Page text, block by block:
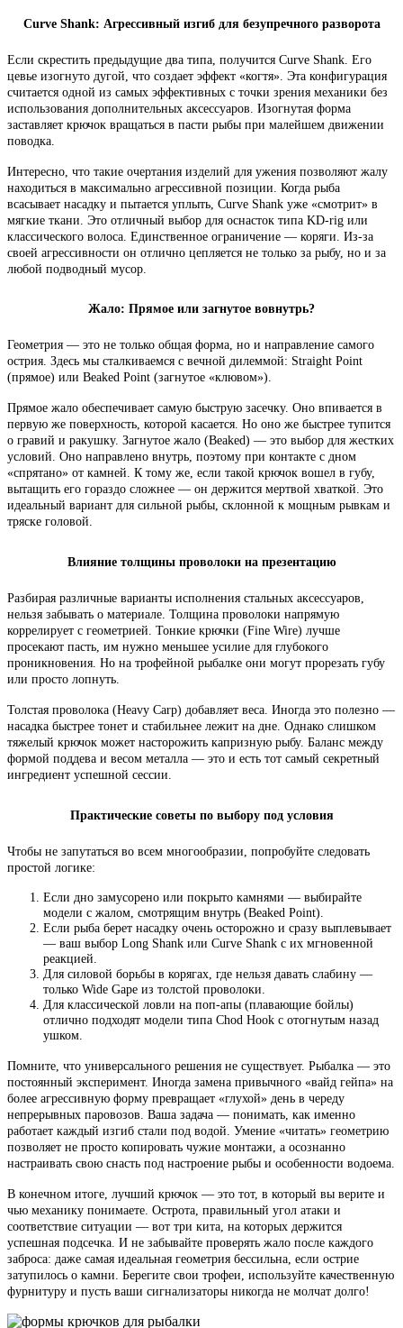
Curve Shank: Агрессивный изгиб для безупречного разворота
Если скрестить предыдущие два типа, получится Curve Shank. Его
цевье изогнуто дугой, что создает эффект «когтя». Эта конфигурация
считается одной из самых эффективных с точки зрения механики без
использования дополнительных аксессуаров. Изогнутая форма
заставляет крючок вращаться в пасти рыбы при малейшем движении
поводка.
Интересно, что такие очертания изделий для ужения позволяют жалу
находиться в максимально агрессивной позиции. Когда рыба
всасывает насадку и пытается уплыть, Curve Shank уже «смотрит» в
мягкие ткани. Это отличный выбор для оснасток типа KD-rig или
классического волоса. Единственное ограничение — коряги. Из-за
своей агрессивности он отлично цепляется не только за рыбу, но и за
любой подводный мусор.
Жало: Прямое или загнутое вовнутрь?
Геометрия — это не только общая форма, но и направление самого
острия. Здесь мы сталкиваемся с вечной дилеммой: Straight Point
(прямое) или Beaked Point (загнутое «клювом»).
Прямое жало обеспечивает самую быструю засечку. Оно впивается в
первую же поверхность, которой касается. Но оно же быстрее тупится
о гравий и ракушку. Загнутое жало (Beaked) — это выбор для жестких
условий. Оно направлено внутрь, поэтому при контакте с дном
«спрятано» от камней. К тому же, если такой крючок вошел в губу,
вытащить его гораздо сложнее — он держится мертвой хваткой. Это
идеальный вариант для сильной рыбы, склонной к мощным рывкам и
тряске головой.
Влияние толщины проволоки на презентацию
Разбирая различные варианты исполнения стальных аксессуаров,
нельзя забывать о материале. Толщина проволоки напрямую
коррелирует с геометрией. Тонкие крючки (Fine Wire) лучше
просекают пасть, им нужно меньшее усилие для глубокого
проникновения. Но на трофейной рыбалке они могут прорезать губу
или просто лопнуть.
Толстая проволока (Heavy Carp) добавляет веса. Иногда это полезно —
насадка быстрее тонет и стабильнее лежит на дне. Однако слишком
тяжелый крючок может насторожить капризную рыбу. Баланс между
формой поддева и весом металла — это и есть тот самый секретный
ингредиент успешной сессии.
Практические советы по выбору под условия
Чтобы не запутаться во всем многообразии, попробуйте следовать
простой логике:
Если дно замусорено или покрыто камнями — выбирайте
модели с жалом, смотрящим внутрь (Beaked Point).
Если рыба берет насадку очень осторожно и сразу выплевывает
— ваш выбор Long Shank или Curve Shank с их мгновенной
реакцией.
Для силовой борьбы в корягах, где нельзя давать слабину —
только Wide Gape из толстой проволоки.
Для классической ловли на поп-апы (плавающие бойлы)
отлично подходят модели типа Chod Hook с отогнутым назад
ушком.
Помните, что универсального решения не существует. Рыбалка — это
постоянный эксперимент. Иногда замена привычного «вайд гейпа» на
более агрессивную форму превращает «глухой» день в череду
непрерывных паровозов. Ваша задача — понимать, как именно
работает каждый изгиб стали под водой. Умение «читать» геометрию
позволяет не просто копировать чужие монтажи, а осознанно
настраивать свою снасть под настроение рыбы и особенности водоема.
В конечном итоге, лучший крючок — это тот, в который вы верите и
чью механику понимаете. Острота, правильный угол атаки и
соответствие ситуации — вот три кита, на которых держится
успешная подсечка. И не забывайте проверять жало после каждого
заброса: даже самая идеальная геометрия бессильна, если острие
затупилось о камни. Берегите свои трофеи, используйте качественную
фурнитуру и пусть ваши сигнализаторы никогда не молчат долго!